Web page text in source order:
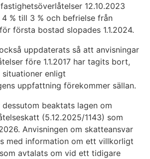
12.10.2023
% till 3 % och befrielse från
första bostad slopades 1.1.2024.
uppdaterats så att anvisningar
före 1.1.2017 har tagits bort,
enligt
uppfattning förekommer sällan.
dessutom beaktats lagen om
(5.12.2025/1143) som
Anvisningen om skatteansvar
med information om ett villkorligt
avtalats om vid ett tidigare